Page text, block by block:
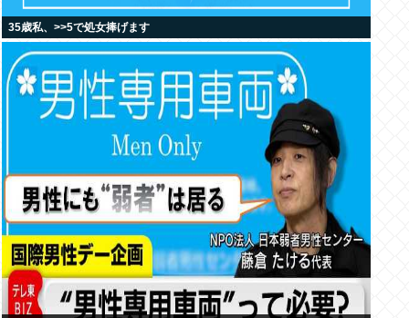
35歳私、>>5で処女捧げます